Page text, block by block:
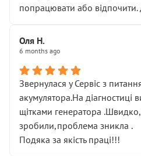
попрацювати або відпочити.
Оля Н.
6 months ago
Звернулася у Сервіс з
акумулятора.На діагностиці
щітками генератора
зробили,проблема зникла .
Подяка за якість праці!!!